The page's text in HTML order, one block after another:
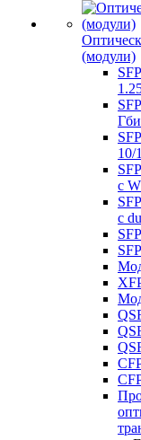
(модули)
10/
с
с